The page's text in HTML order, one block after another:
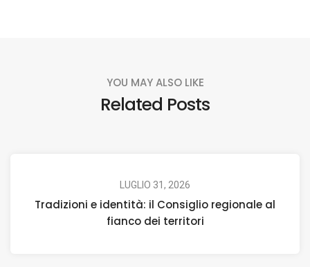
YOU MAY ALSO LIKE
Related Posts
LUGLIO 31, 2026
Tradizioni e identità: il Consiglio regionale al
fianco dei territori